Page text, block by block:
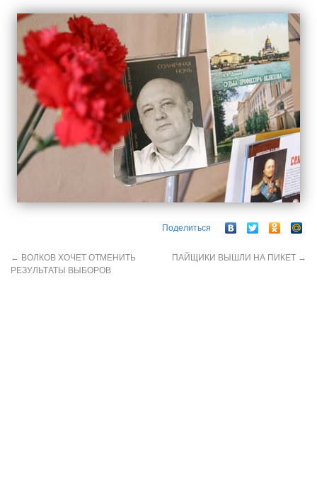
Поделиться
← ВОЛКОВ ХОЧЕТ ОТМЕНИТЬ
РЕЗУЛЬТАТЫ ВЫБОРОВ
ПАЙЩИКИ ВЫШЛИ НА ПИКЕТ →